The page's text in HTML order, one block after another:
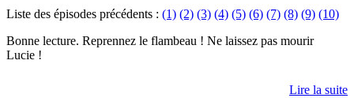
Liste des épisodes précédents : (1) (2) (3) (4) (5) (6) (7) (8) (9) (10)
Bonne lecture. Reprennez le flambeau ! Ne laissez pas mourir
Lucie !
Lire la suite